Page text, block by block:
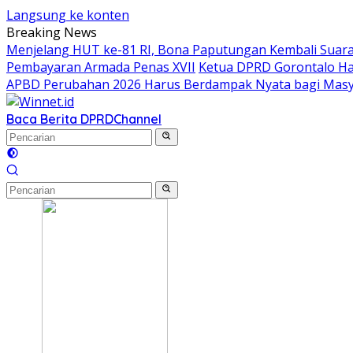
Langsung ke konten
Breaking News
Menjelang HUT ke-81 RI, Bona Paputungan Kembali
Pembayaran Armada Penas XVII Ketua DPRD Gorontalo
APBD Perubahan 2026 Harus Berdampak Nyata bagi
Baca Berita DPRDChannel